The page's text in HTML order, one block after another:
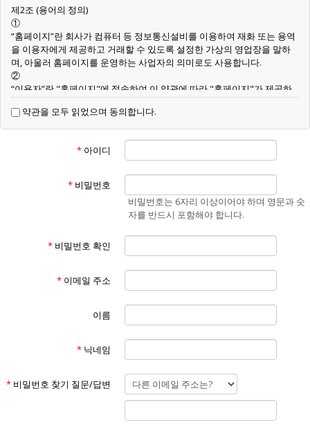
제2조 (용어의 정의)
①
“홈페이지”란 회사가 컴퓨터 등 정보통신설비를 이용하여 재화 또는 용역
을 이용자에게 제공하고 거래할 수 있도록 설정한 가상의 영업장을 말하
며, 아울러 홈페이지를 운영하는 사업자의 의미로도 사용합니다.
②
“이용자”란 "홈페이지"에 접속하여 이 약관에 따라 "홈페이지"가 제공하
는 서비스를 받는 회원 및 비회원을 말합니다.
③
“회원”이라 함은 "홈페이지"에 개인정보를 제공하여 회원등록을 한 자로
서, "홈페이지"의 정보를 지속적으로 제공받으며 "홈페이지"가 제공하는
서비스를 계속적으로 이용할 수 있는 자를 말합니다.
“비회원”이라 함은 회원에 가입하지 않고 "홈페이지"가 제공하는 서비스
를 이용하는 자를 말합니다.
“게시물”이라 함은 회원이 홈페이지를 이용함에 있어서 홈페이지에 게시
한 부호,문자,음성,음향,화상,동영상 등의 정보 형태의 글,사진,동영상 및
각종 파일과 링크 등을 의미합니다.
본 약관은 "홈페이지"의 서비스 화면(www.에너맥스.com)에 게시하거나
홈페이지는 불가피한 여건이나 사정이 있을 경우 약관을 변경할 수 있으
며 변경할 경우, 적용일자 및 개정사유를 명시하여 현행약관과 함께 "홈페
이지"의 초기화면에 7일 이전부터 적용일자 전까지 공지합니다. 단, 회원
소로(회원이 "홈페이지"에 제출한 전자우편 주소) 개정약관을 발송하여
통지해야 합니다.
"홈페이지"가 전항에 따라 개정약관을 공지 또는 통지 하면서 회원에게 7
약관을 모두 읽었으며 동의합니다.
* 아이디
* 비밀번호
비밀번호는 6자리 이상이어야 하며 영문과 숫
자를 반드시 포함해야 합니다.
* 비밀번호 확인
* 이메일 주소
이름
* 닉네임
* 비밀번호 찾기 질문/답변